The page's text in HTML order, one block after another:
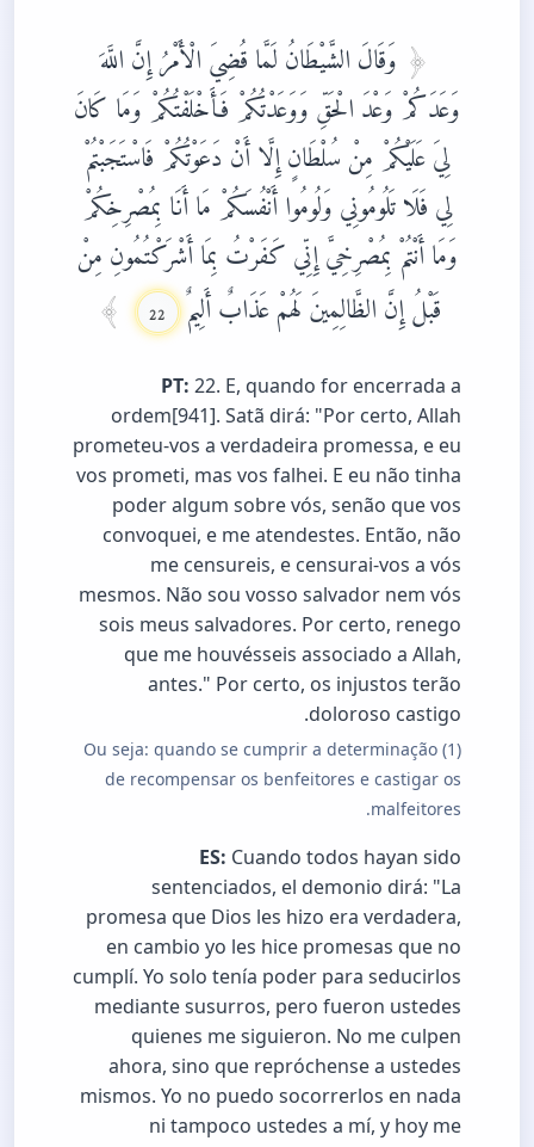
وَقَالَ الشَّيْطَانُ لَمَّا قُضِيَ الْأَمْرُ إِنَّ اللَّهَ
وَعَدَكُمْ وَعْدَ الْحَقِّ وَوَعَدْتُكُمْ فَأَخْلَفْتُكُمْ وَمَا كَانَ
لِيَ عَلَيْكُمْ مِنْ سُلْطَانٍ إِلَّا أَنْ دَعَوْتُكُمْ فَاسْتَجَبْتُمْ
لِي فَلَا تَلُومُونِي وَلُومُوا أَنْفُسَكُمْ مَا أَنَا بِمُصْرِخِكُمْ
وَمَا أَنْتُمْ بِمُصْرِخِيَّ إِنِّي كَفَرْتُ بِمَا أَشْرَكْتُمُونِ مِنْ
قَبْلُ إِنَّ الظَّالِمِينَ لَهُمْ عَذَابٌ أَلِيمٌ 22
PT: 22. E, quando for encerrada a
ordem[941]. Satã dirá: "Por certo, Allah
prometeu-vos a verdadeira promessa, e eu
vos prometi, mas vos falhei. E eu não tinha
poder algum sobre vós, senão que vos
convoquei, e me atendestes. Então, não
me censureis, e censurai-vos a vós
mesmos. Não sou vosso salvador nem vós
sois meus salvadores. Por certo, renego
que me houvésseis associado a Allah,
antes." Por certo, os injustos terão
doloroso castigo.
(1) Ou seja: quando se cumprir a determinação
de recompensar os benfeitores e castigar os
malfeitores.
ES: Cuando todos hayan sido
sentenciados, el demonio dirá: "La
promesa que Dios les hizo era verdadera,
en cambio yo les hice promesas que no
cumplí. Yo solo tenía poder para seducirlos
mediante susurros, pero fueron ustedes
quienes me siguieron. No me culpen
ahora, sino que repróchense a ustedes
mismos. Yo no puedo socorrerlos en nada
ni tampoco ustedes a mí, y hoy me